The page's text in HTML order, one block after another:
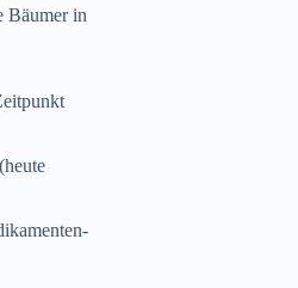
Bäumer in